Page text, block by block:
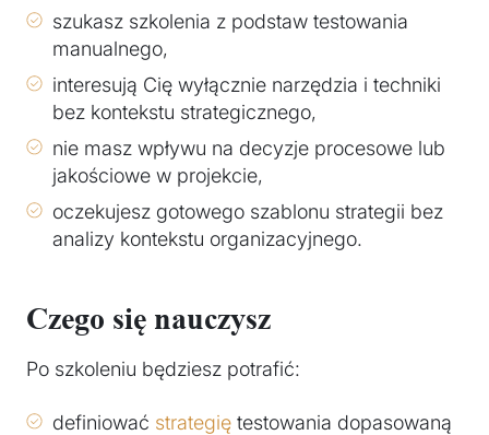
szukasz szkolenia z podstaw testowania
manualnego,
interesują Cię wyłącznie narzędzia i techniki
bez kontekstu strategicznego,
nie masz wpływu na decyzje procesowe lub
jakościowe w projekcie,
oczekujesz gotowego szablonu strategii bez
analizy kontekstu organizacyjnego.
Czego się nauczysz
Po szkoleniu będziesz potrafić:
definiować strategię testowania dopasowaną